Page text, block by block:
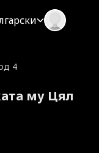
4
му Цял